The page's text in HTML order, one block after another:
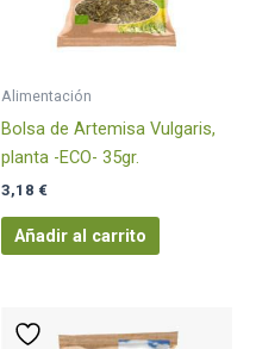
Alimentación
Bolsa de Artemisa Vulgaris,
planta -ECO- 35gr.
3,18 €
Añadir al carrito